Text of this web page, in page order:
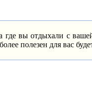
где вы отдыхали с
полезен для вас